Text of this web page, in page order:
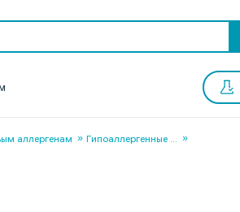
аллергенам Гипоаллергенные ...